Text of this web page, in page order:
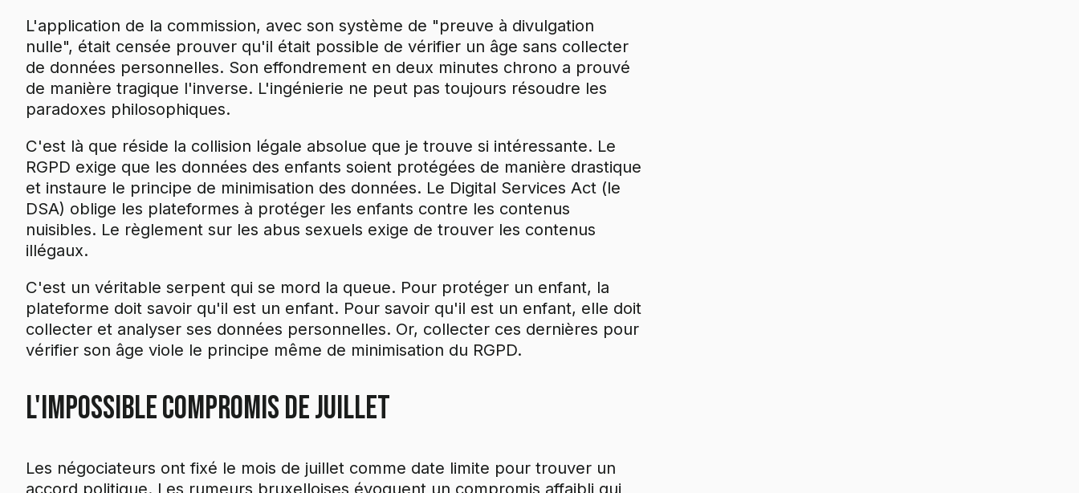
L'application de la commission, avec son système de "preuve à divulgation
nulle", était censée prouver qu'il était possible de vérifier un âge sans collecter
de données personnelles. Son effondrement en deux minutes chrono a prouvé
de manière tragique l'inverse. L'ingénierie ne peut pas toujours résoudre les
paradoxes philosophiques.
C'est là que réside la collision légale absolue que je trouve si intéressante. Le
RGPD exige que les données des enfants soient protégées de manière drastique
et instaure le principe de minimisation des données. Le Digital Services Act (le
DSA) oblige les plateformes à protéger les enfants contre les contenus
nuisibles. Le règlement sur les abus sexuels exige de trouver les contenus
illégaux.
C'est un véritable serpent qui se mord la queue. Pour protéger un enfant, la
plateforme doit savoir qu'il est un enfant. Pour savoir qu'il est un enfant, elle doit
collecter et analyser ses données personnelles. Or, collecter ces dernières pour
vérifier son âge viole le principe même de minimisation du RGPD.
L'impossible compromis de juillet
Les négociateurs ont fixé le mois de juillet comme date limite pour trouver un
accord politique. Les rumeurs bruxelloises évoquent un compromis affaibli qui